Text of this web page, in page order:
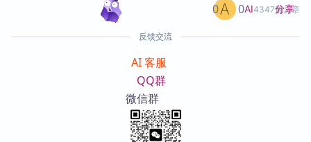
AI4347篇文章
0 0 分享
反馈交流
AI 客服
QQ群
微信群